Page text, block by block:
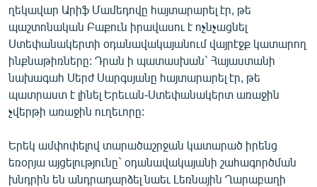
«Ազատության» բոլոր կայքերը
ղեկավար Արիֆ Մամեդովը հայտարարել էր, թե
պաշտոնական Բաքուն իրավասու է ոչնչացնել
Ստեփանակերտի օդանավակայանում վայրէջք կատարող
ինքնաթիռները: Դրան ի պատասխան` Հայաստանի
նախագահ Սերժ Սարգսյանը հայտարարել էր, թե
պատրաստ է լինել Երեւան-Ստեփանակերտ առաջին
չվերթի առաջին ուղեւորը:
Երեկ ամփոփելով տարածաշրջան կատարած իրենց
եռօրյա այցելությունը` օդանավակայանի շահագործման
խնդրին են անդրադարձել նաեւ Լեռնային Ղարաբաղի